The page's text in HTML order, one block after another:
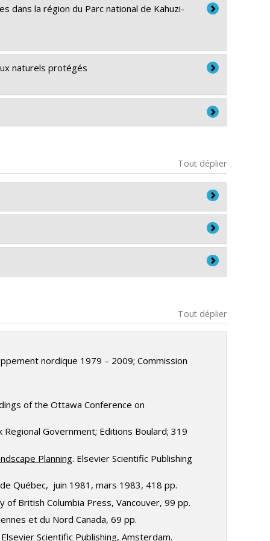
dans la région du Parc national de Kahuzi-
naturels protégés
de Porto-Novo au Bénin. Co-directeur : Prof.
Hydro Electric Project.
atmosphériques dans une perspective
Tout déplier
en tant que chercheur, concepteur, et
forme de recherche action dont les résultats sont
la supervision des étudiants aux études
aux bibliothèques et aux sites faisant parti de
qui suivent.
l’environnement et le milieu social des projets de
instauré en vertu du chapitre 23 de la Convention
aux besoins des communautés,
Tout déplier
nordique 1979 – 2009; Commission
of the Ottawa Conference on
Regional Government; Editions Boulard; 319
Planning. Elsevier Scientific Publishing
Québec, juin 1981, mars 1983, 418 pp.
of British Columbia Press, Vancouver, 99 pp.
et du Nord Canada, 69 pp.
Scientific Publishing, Amsterdam.